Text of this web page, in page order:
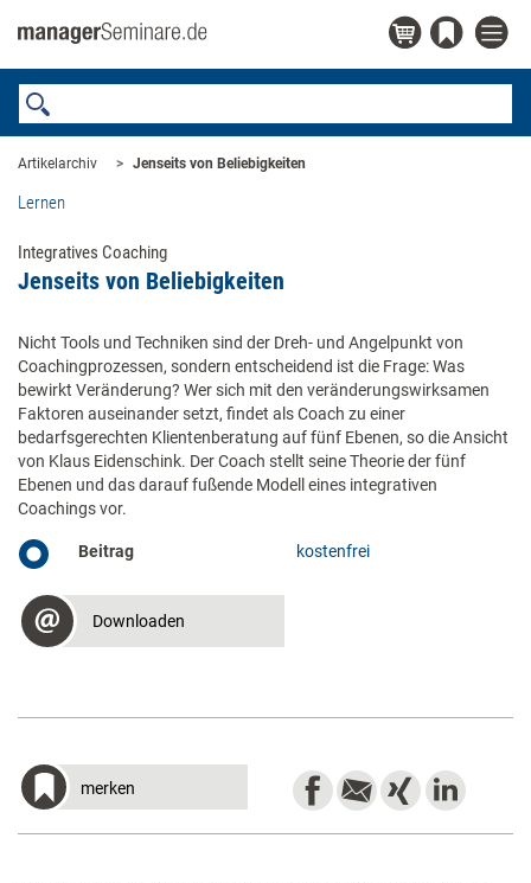
Artikelarchiv Jenseits von Beliebigkeiten
Lernen
Integratives Coaching
Jenseits von Beliebigkeiten
Nicht Tools und Techniken sind der Dreh- und Angelpunkt von
Coachingprozessen, sondern entscheidend ist die Frage: Was
bewirkt Veränderung? Wer sich mit den veränderungswirksamen
Faktoren auseinander setzt, findet als Coach zu einer
bedarfsgerechten Klientenberatung auf fünf Ebenen, so die Ansicht
von Klaus Eidenschink. Der Coach stellt seine Theorie der fünf
Ebenen und das darauf fußende Modell eines integrativen
Coachings vor.
Beitrag kostenfrei
Downloaden
merken